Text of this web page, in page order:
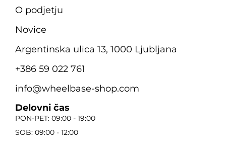
O podjetju
Novice
Argentinska ulica 13, 1000 Ljubljana
+386 59 022 761
info@wheelbase-shop.com
Delovni čas
PON-PET: 09:00 - 19:00
SOB: 09:00 - 12:00